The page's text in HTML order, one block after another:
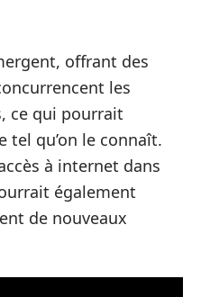
offrant des
les
ce qui pourrait
tel qu’on le connaît.
à internet dans
également
de nouveaux